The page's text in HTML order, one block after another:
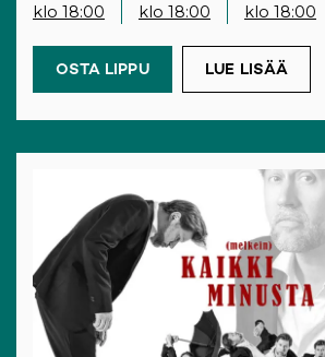
klo 18:00
klo 18:00
klo 18:00
OSTA LIPPU(OPENS IN A NEW TAB)
LUE LISÄÄ